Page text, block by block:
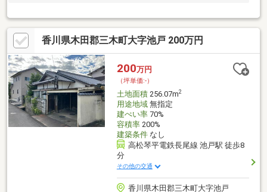
香川県木田郡三木町大字池戸 200万円
200万円
（坪単価:-）
土地面積256.07m2
用途地域無指定
建ぺい率70%
容積率200%
建築条件なし
高松琴平電鉄長尾線 池戸駅 徒歩8
分
その他の交通
香川県木田郡三木町大字池戸